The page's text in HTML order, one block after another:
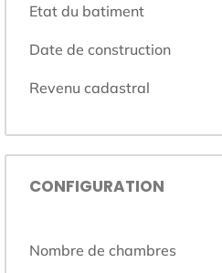
Etat du batiment
Date de construction
Revenu cadastral
CONFIGURATION
Nombre de chambres